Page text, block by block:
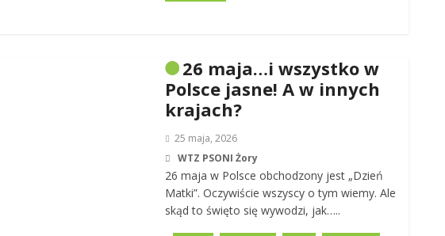
26 maja…i wszystko w
Polsce jasne! A w innych
krajach?
25 maja, 2026
WTZ PSONI Żory
26 maja w Polsce obchodzony jest „Dzień
Matki”. Oczywiście wszyscy o tym wiemy. Ale
skąd to święto się wywodzi, jak…..